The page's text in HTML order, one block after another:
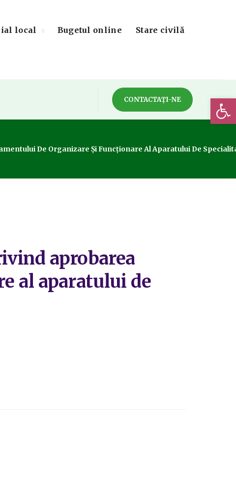
local Bugetul online Stare civilă
CONTACTAȚI-NE
De Organizare Și Funcționare Al Aparatului De
aprobarea
al aparatului de